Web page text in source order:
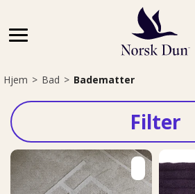
Hjem>Bad>Badematter
Filter